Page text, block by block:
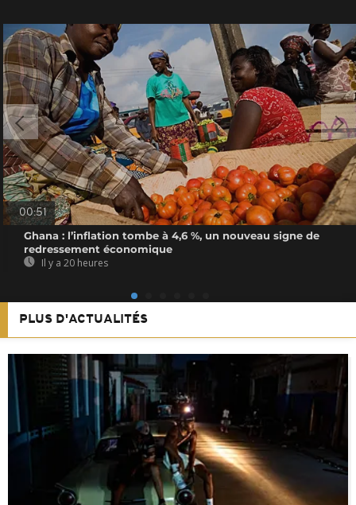
00:51
Ghana : l’inflation tombe à 4,6 %, un nouveau signe de
redressement économique
Il y a 20 heures
PLUS D'ACTUALITÉS